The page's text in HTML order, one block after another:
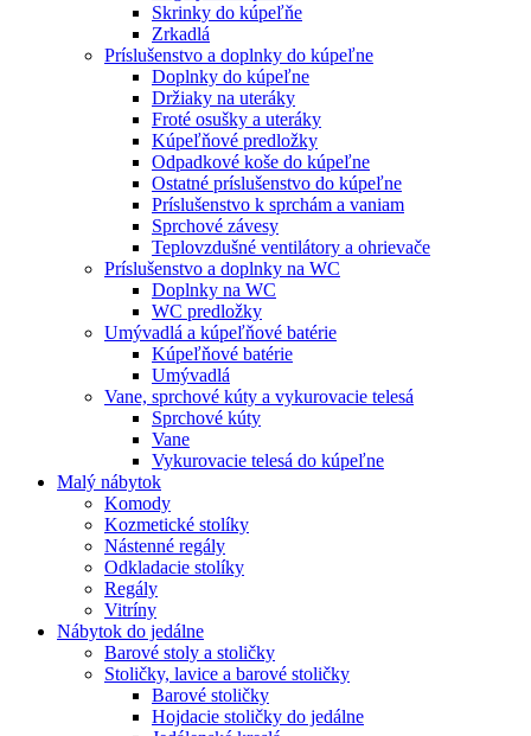
Skrinky do kúpeľňe
Zrkadlá
Príslušenstvo a doplnky do kúpeľne
Doplnky do kúpeľne
Držiaky na uteráky
Froté osušky a uteráky
Kúpeľňové predložky
Odpadkové koše do kúpeľne
Ostatné príslušenstvo do kúpeľne
Príslušenstvo k sprchám a vaniam
Sprchové závesy
Teplovzdušné ventilátory a ohrievače
Príslušenstvo a doplnky na WC
Doplnky na WC
WC predložky
Umývadlá a kúpeľňové batérie
Kúpeľňové batérie
Umývadlá
Vane, sprchové kúty a vykurovacie telesá
Sprchové kúty
Vane
Vykurovacie telesá do kúpeľne
Malý nábytok
Komody
Kozmetické stolíky
Nástenné regály
Odkladacie stolíky
Regály
Vitríny
Nábytok do jedálne
Barové stoly a stoličky
Stoličky, lavice a barové stoličky
Barové stoličky
Hojdacie stoličky do jedálne